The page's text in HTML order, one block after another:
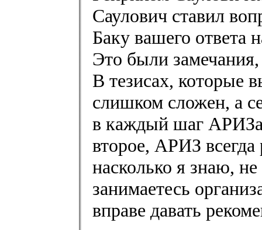
Саулович ставил
Баку вашего ответа
Это были
В тезисах, которые
слишком сложен, а
в каждый шаг АРИЗа
второе, АРИЗ всегда
насколько я знаю,
занимаетесь
вправе давать